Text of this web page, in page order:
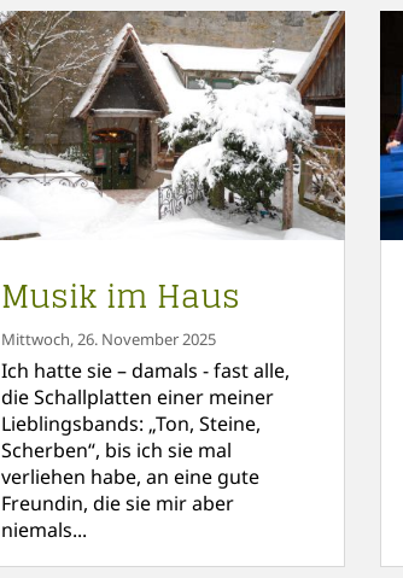
Musik im Haus
Mittwoch, 26. November 2025
Ich hatte sie – damals - fast alle,
die Schallplatten einer meiner
Lieblingsbands: „Ton, Steine,
Scherben“, bis ich sie mal
verliehen habe, an eine gute
Freundin, die sie mir aber
niemals...